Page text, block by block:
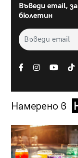
Въведи email,
бюлетин
Намерено в